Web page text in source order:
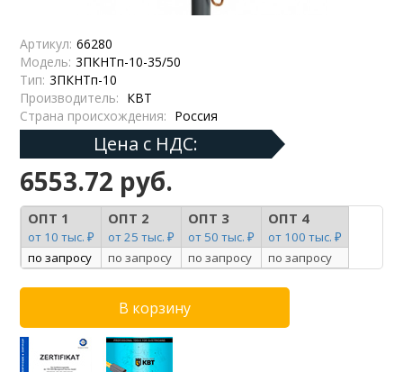
Артикул: 66280
Модель: 3ПКНТп-10-35/50
Тип: 3ПКНТп-10
Производитель: КВТ
Страна происхождения: Россия
Цена с НДС:
6553.72 руб.
ОПТ 1
от 10 тыс. ₽
ОПТ 2
от 25 тыс. ₽
ОПТ 3
от 50 тыс. ₽
ОПТ 4
от 100 тыс. ₽
по запросу
по запросу по запросу по запросу